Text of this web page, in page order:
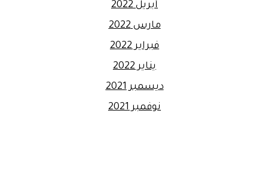
أبريل 2022
مارس 2022
فبراير 2022
يناير 2022
ديسمبر 2021
نوفمبر 2021